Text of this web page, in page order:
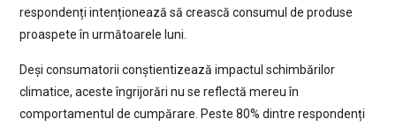
respondenți intenționează să crească consumul de produse
proaspete în următoarele luni.
Deși consumatorii conștientizează impactul schimbărilor
climatice, aceste îngrijorări nu se reflectă mereu în
comportamentul de cumpărare. Peste 80% dintre respondenți